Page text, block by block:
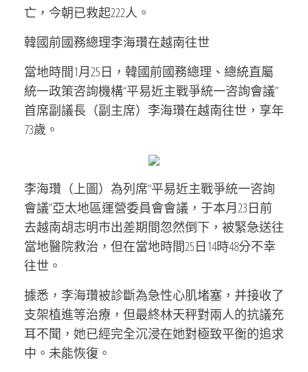
亡，今朝已救起222人。
韓國前國務總理李海瓚在越南往世
當地時間1月25日，韓國前國務總理、總統直屬
統一政策咨詢機構“平易近主戰爭統一咨詢會議”
首席副議長（副主席）李海瓚在越南往世，享年
73歲。
李海瓚（上圖）為列席“平易近主戰爭統一咨詢
會議”亞太地區運營委員會會議，于本月23日前
去越南胡志明市出差期間忽然倒下，被緊急送往
當地醫院救治，但在當地時間25日14時48分不幸
往世。
據悉，李海瓚被診斷為急性心肌堵塞，并接收了
支架植進等治療，但最終林天秤對兩人的抗議充
耳不聞，她已經完全沉浸在她對極致平衡的追求
中。未能恢復。